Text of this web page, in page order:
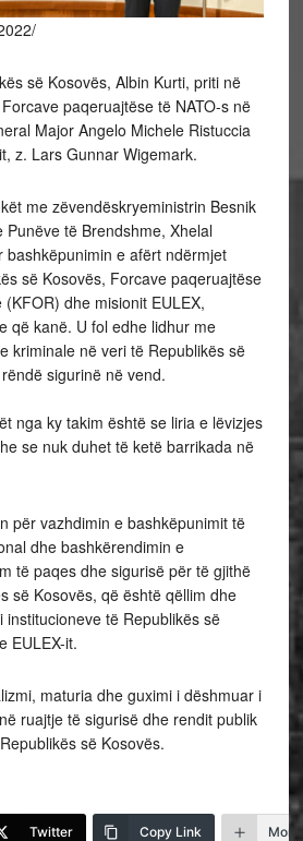
së Kosovës, Albin Kurti, priti në
paqeruajtëse të NATO-s në
Major Angelo Michele Ristuccia
z. Lars Gunnar Wigemark.
me zëvendëskryeministrin Besnik
Punëve të Brendshme, Xhelal
bashkëpunimin e afërt ndërmjet
së Kosovës, Forcave paqeruajtëse
dhe misionit EULEX,
që kanë. U fol edhe lidhur me
kriminale në veri të Republikës së
sigurinë në vend.
nga ky takim është se liria e lëvizjes
se nuk duhet të ketë barrikada në
për vazhdimin e bashkëpunimit të
dhe bashkërendimin e
të paqes dhe sigurisë për të gjithë
së Kosovës, që është qëllim dhe
të Republikës së
EULEX-it.
maturia dhe guximi i dëshmuar i
ruajtje të sigurisë dhe rendit publik
së Kosovës.
Twitter Copy Link More